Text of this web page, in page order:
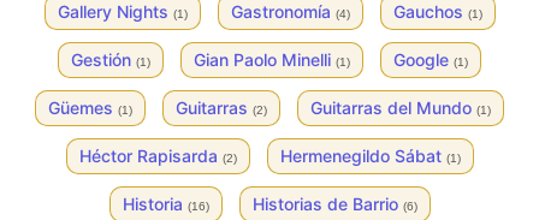
Gallery Nights (1) Gastronomía (4) Gauchos (1)
Gestión (1) Gian Paolo Minelli (1) Google (1)
Güemes (1) Guitarras (2) Guitarras del Mundo (1)
Héctor Rapisarda (2) Hermenegildo Sábat (1)
Historia (16) Historias de Barrio (6)